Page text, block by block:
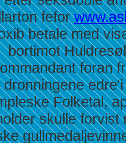
fefor
betale med
bortimot
foran
Folketal,
skulle